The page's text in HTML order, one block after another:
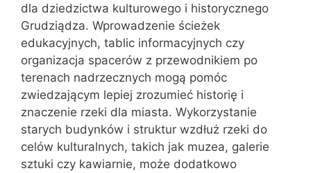
dla dziedzictwa kulturowego i historycznego
Grudziądza. Wprowadzenie ścieżek
edukacyjnych, tablic informacyjnych czy
organizacja spacerów z przewodnikiem po
terenach nadrzecznych mogą pomóc
zwiedzającym lepiej zrozumieć historię i
znaczenie rzeki dla miasta. Wykorzystanie
starych budynków i struktur wzdłuż rzeki do
celów kulturalnych, takich jak muzea, galerie
sztuki czy kawiarnie, może dodatkowo